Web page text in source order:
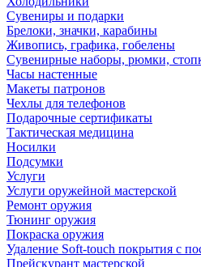
Сувениры и подарки
Брелоки, значки, карабины
Живопись, графика, гобелены
Сувенирные наборы, рюмки,
Часы настенные
Макеты патронов
Чехлы для телефонов
Подарочные сертификаты
Тактическая медицина
Носилки
Подсумки
Услуги
Услуги оружейной мастерской
Ремонт оружия
Тюнинг оружия
Покраска оружия
Удаление Soft-touch покрытия с
Прейскурант мастерской